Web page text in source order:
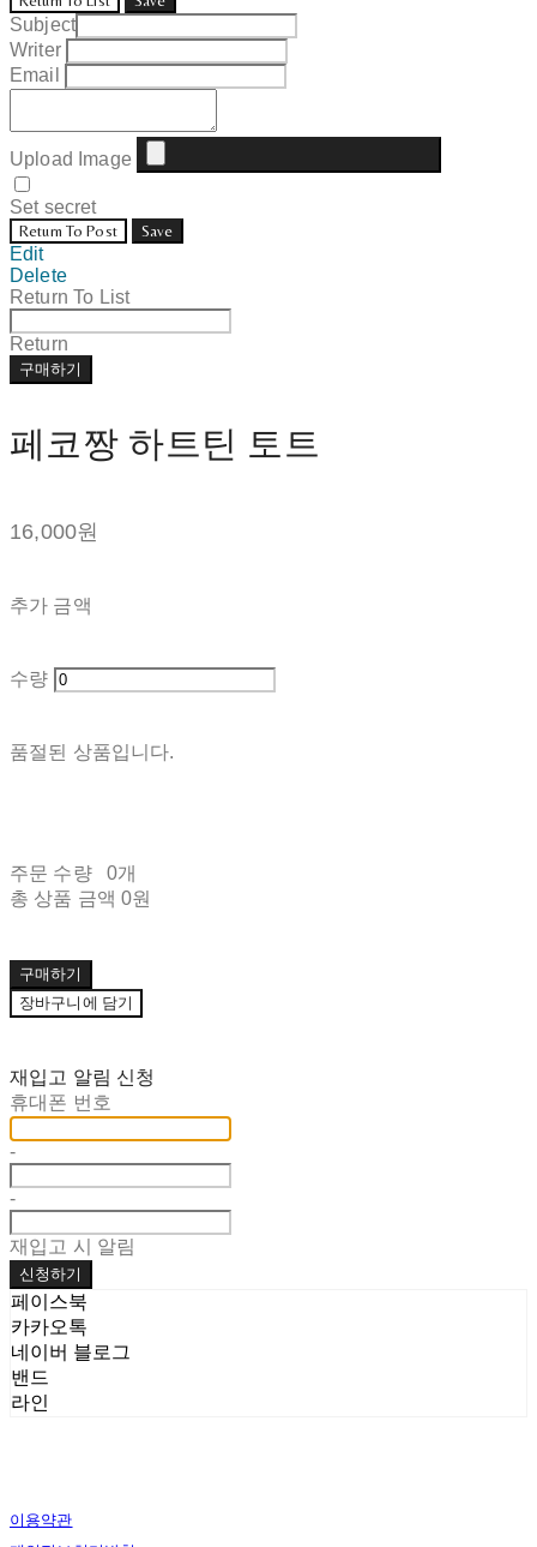
Subject
Writer
Email
Upload Image
Set secret
Return To Post Save
Edit
Delete
Return To List
Return
구매하기
페코짱 하트틴 토트
16,000원
추가 금액
수량
품절된 상품입니다.
주문 수량
0개
총 상품 금액 0원
구매하기
장바구니에 담기
재입고 알림 신청
휴대폰 번호
-
-
재입고 시 알림
신청하기
페이스북
카카오톡
네이버 블로그
밴드
라인
이용약관